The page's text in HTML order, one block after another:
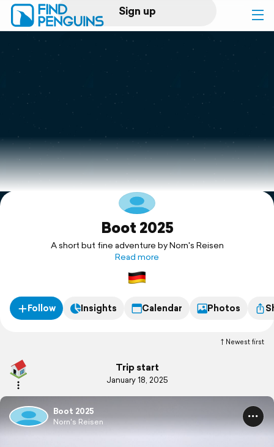
Sign up
Log in
Print a book
Flyover video
Explore
Boot 2025
A short but fine adventure by Norn's Reisen
Read more
Follow Insights Calendar Photos
Newest first
Trip start
January 18, 2025
Boot 2025
Norn's Reisen